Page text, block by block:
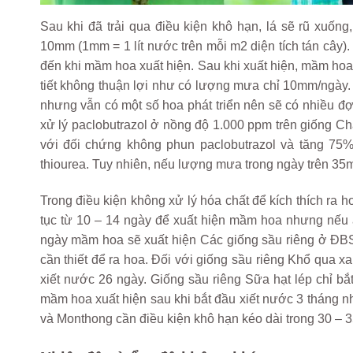
Sau khi đã trải qua điều kiện khô hạn, lá sẽ rũ
10mm (1mm = 1 lít nước trên mỗi m2 diện tích tán
đến khi mầm hoa xuất hiện. Sau khi xuất hiện, mầm
tiết không thuận lợi như có lượng mưa chỉ 10mm/
nhưng vẫn có một số hoa phát triển nên sẽ có nhiều
xử lý paclobutrazol ở nồng độ 1.000 ppm trên giống
với đối chứng không phun paclobutrazol và tăng
thiourea. Tuy nhiên, nếu lượng mưa trong ngày trên
Trong điều kiện không xử lý hóa chất để kích thích ra
tục từ 10 – 14 ngày để xuất hiện mầm hoa nhưng
ngày mầm hoa sẽ xuất hiện Các giống sầu riêng ở
cần thiết để ra hoa. Đối với giống sầu riêng Khổ qua
xiết nước 26 ngày. Giống sầu riêng Sữa hạt lép chỉ
mầm hoa xuất hiện sau khi bắt đầu xiết nước 3 tháng
và Monthong cần điều kiện khô hạn kéo dài trong 30 –